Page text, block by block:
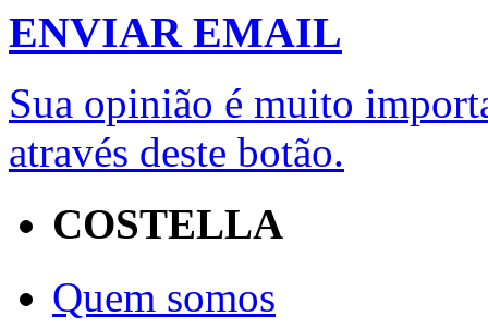
ENVIAR EMAIL
Sua opinião é muito
através deste botão.
COSTELLA
Quem somos